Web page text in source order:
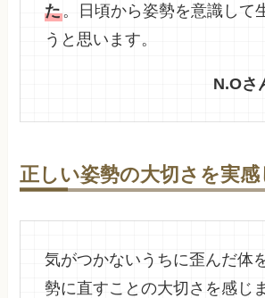
た。日頃から姿勢を意識して
うと思います。
N.Oさ
正しい姿勢の大切さを実
気がつかないうちに歪んだ体
勢に直すことの大切さを感じ